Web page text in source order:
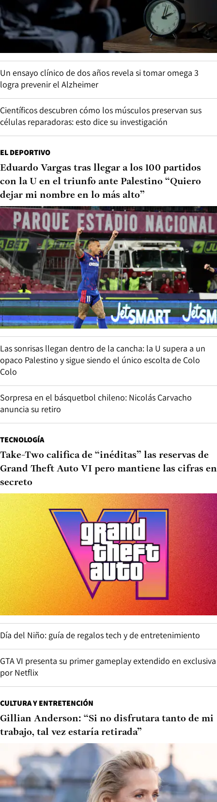
Un ensayo clínico de dos años revela si tomar omega 3
logra prevenir el Alzheimer
Científicos descubren cómo los músculos preservan sus
células reparadoras: esto dice su investigación
EL DEPORTIVO
Eduardo Vargas tras llegar a los 100 partidos
con la U en el triunfo ante Palestino “Quiero
dejar mi nombre en lo más alto”
Las sonrisas llegan dentro de la cancha: la U supera a un
opaco Palestino y sigue siendo el único escolta de Colo
Colo
Sorpresa en el básquetbol chileno: Nicolás Carvacho
anuncia su retiro
TECNOLOGÍA
Take-Two califica de “inéditas” las reservas de
Grand Theft Auto VI pero mantiene las cifras en
secreto
Día del Niño: guía de regalos tech y de entretenimiento
GTA VI presenta su primer gameplay extendido en exclusiva
por Netflix
CULTURA Y ENTRETENCIÓN
Gillian Anderson: “Si no disfrutara tanto de mi
trabajo, tal vez estaría retirada”